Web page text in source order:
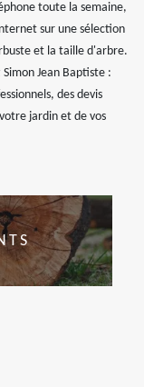
toute la semaine,
sur une sélection
et la taille d'arbre.
Jean Baptiste :
des devis
jardin et de vos